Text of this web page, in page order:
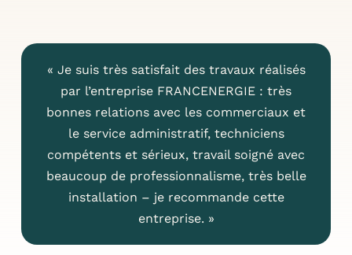
« Je suis très satisfait des travaux réalisés
par l’entreprise FRANCENERGIE : très
bonnes relations avec les commerciaux et
le service administratif, techniciens
compétents et sérieux, travail soigné avec
beaucoup de professionnalisme, très belle
installation – je recommande cette
entreprise. »